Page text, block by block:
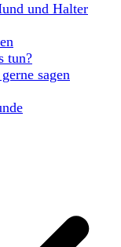
und Halter
tun?
sagen